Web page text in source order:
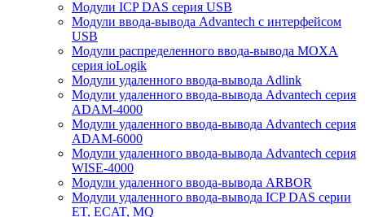
Модули ICP DAS серия USB
Модули ввода-вывода Advantech с интерфейсом
USB
Модули распределенного ввода-вывода MOXA
серия ioLogik
Модули удаленного ввода-вывода Adlink
Модули удаленного ввода-вывода Advantech серия
ADAM-4000
Модули удаленного ввода-вывода Advantech серия
ADAM-6000
Модули удаленного ввода-вывода Advantech серия
WISE-4000
Модули удаленного ввода-вывода ARBOR
Модули удаленного ввода-вывода ICP DAS серии
ET, ECAT, MQ